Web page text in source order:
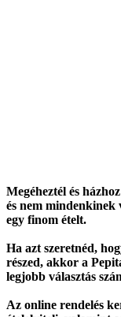
Megéheztél és
és nem mindenkinek
egy finom ételt.
Ha azt szeretnéd,
részed, akkor a
legjobb választás
Az online rendelés